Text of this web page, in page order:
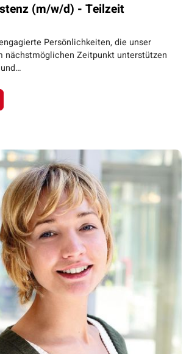
(m/w/d) - Teilzeit
Persönlichkeiten, die unser
nächstmöglichen Zeitpunkt unterstützen